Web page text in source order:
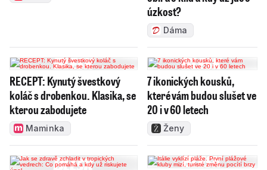
úzkost?
Dáma
RECEPT: Kynutý švestkový
koláč s drobenkou. Klasika, se
kterou zabodujete
Maminka
7 ikonických kousků,
které vám budou slušet ve
20 i v 60 letech
Ženy